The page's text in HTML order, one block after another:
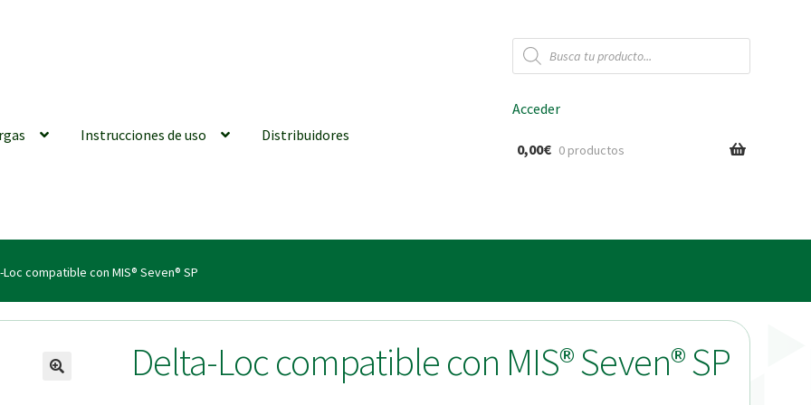
Búsqueda
de
productos
Instrucciones de uso Distribuidores
generales Conexiones CAD CAM
| Tienda Online!
Acceder
0,00€ 0 productos
Loc compatible con MIS® Seven® SP
Delta-Loc compatible con MIS® Seven® SP